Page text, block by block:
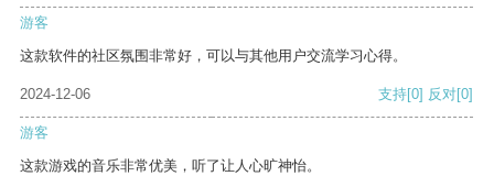
游客
这款软件的社区氛围非常好，可以与其他用户交流学习心得。
2024-12-06 支持[0] 反对[0]
游客
这款游戏的音乐非常优美，听了让人心旷神怡。